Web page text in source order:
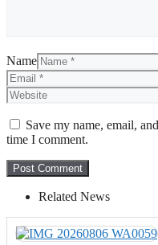
Name
Save my name, email,
time I comment.
Related News